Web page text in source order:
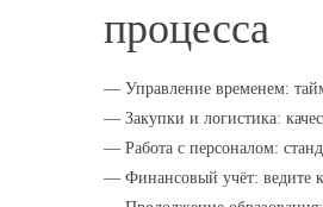
процесса
— Управление временем:
— Закупки и логистика:
— Работа с персоналом:
— Финансовый учёт: ведите